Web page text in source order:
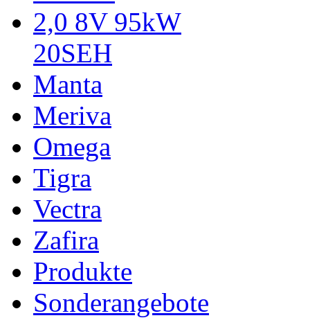
2,0 8V 95kW
20SEH
Manta
Meriva
Omega
Tigra
Vectra
Zafira
Produkte
Sonderangebote